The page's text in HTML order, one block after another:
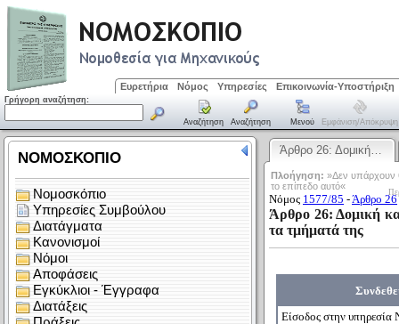
Ευρετήρια Νόμος Υπηρεσίες Επικοινωνία-Υποστήριξη
Γρήγορη αναζήτηση:
Αναζήτηση Αναζήτηση Μενού Εμφάνιση/απόκρυψη
Άρθρο 26: Δομική…